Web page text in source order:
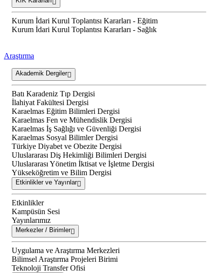
Kurum İdari Kurul Toplantısı Kararları - Eğitim
Kurum İdari Kurul Toplantısı Kararları - Sağlık
Araştırma
Akademik Dergiler
Batı Karadeniz Tıp Dergisi
İlahiyat Fakültesi Dergisi
Karaelmas Eğitim Bilimleri Dergisi
Karaelmas Fen ve Mühendislik Dergisi
Karaelmas İş Sağlığı ve Güvenliği Dergisi
Karaelmas Sosyal Bilimler Dergisi
Türkiye Diyabet ve Obezite Dergisi
Uluslararası Diş Hekimliği Bilimleri Dergisi
Uluslararası Yönetim İktisat ve İşletme Dergisi
Yükseköğretim ve Bilim Dergisi
Etkinlikler ve Yayınlar
Etkinlikler
Kampüsün Sesi
Yayınlarımız
Merkezler / Birimler
Uygulama ve Araştırma Merkezleri
Bilimsel Araştırma Projeleri Birimi
Teknoloji Transfer Ofisi